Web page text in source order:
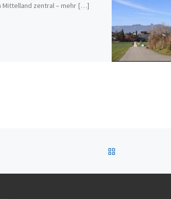
Mittelland zentral – mehr […]
ZURÜCK